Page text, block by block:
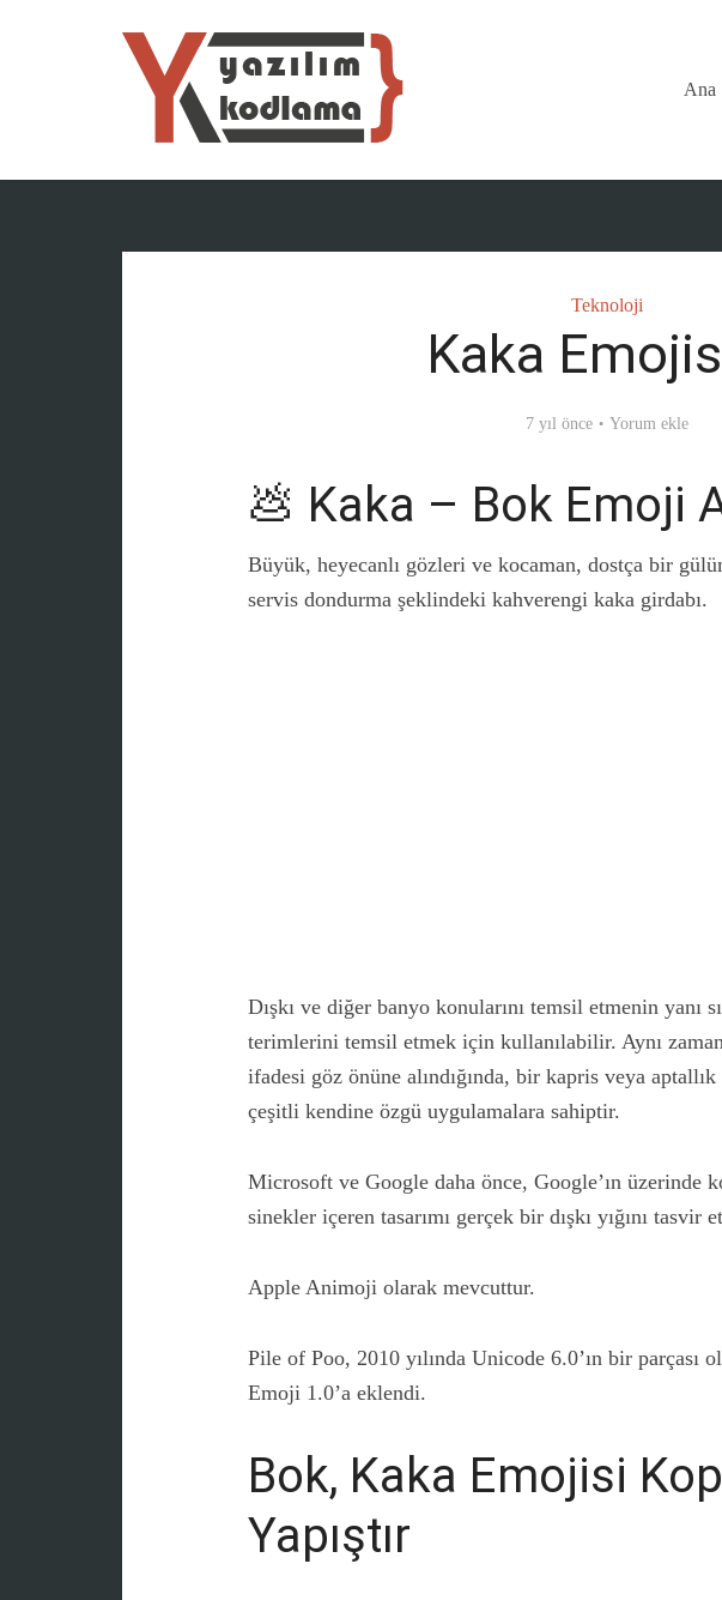
Ana
Teknoloji
Kaka
7 yıl önce Yorum ekle
💩 Kaka – Bok Emoji
Büyük, heyecanlı gözleri ve kocaman, dostça bir
servis dondurma şeklindeki kahverengi kaka girdabı.
Dışkı ve diğer banyo konularını temsil etmenin yanı
terimlerini temsil etmek için kullanılabilir. Aynı
ifadesi göz önüne alındığında, bir kapris veya
çeşitli kendine özgü uygulamalara sahiptir.
Microsoft ve Google daha önce, Google’ın üzerinde
sinekler içeren tasarımı gerçek bir dışkı yığını tasvir
Apple Animoji olarak mevcuttur.
Pile of Poo, 2010 yılında Unicode 6.0’ın bir parçası
Emoji 1.0’a eklendi.
Bok, Kaka Emojisi
Yapıştır